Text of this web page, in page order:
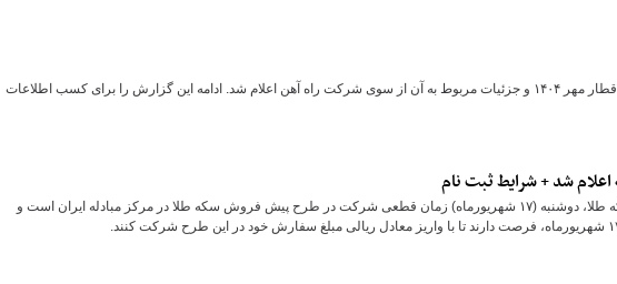
در واپسین روز‌های تابستان، تاریخ پیش فروش بلیط قطار مهر ۱۴۰۴ و جزئیات مربوط به آن از سوی شرکت راه آهن اعلام شد. ادامه این گزارش را برای کسب اطلاعات
شد + شرایط ثبت نام
براساس شیوه نامه چهارمین مرحله پیش فروش سکه طلا، دوشنبه (۱۷ شهریورماه) زمان قطعی شرکت در طرح پیش فروش سکه طلا در مرکز مبادله ایران است و